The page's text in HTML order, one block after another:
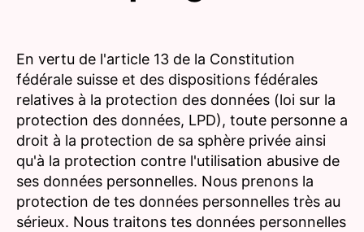
En vertu de l'article 13 de la Constitution
fédérale suisse et des dispositions fédérales
relatives à la protection des données (loi sur la
protection des données, LPD), toute personne a
droit à la protection de sa sphère privée ainsi
qu'à la protection contre l'utilisation abusive de
ses données personnelles. Nous prenons la
protection de tes données personnelles très au
sérieux. Nous traitons tes données personnelles